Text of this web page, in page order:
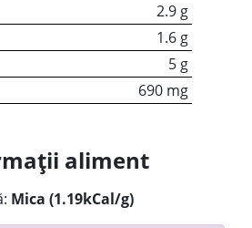
2.9 g
1.6 g
5 g
690 mg
aliment
Mica (1.19kCal/g)